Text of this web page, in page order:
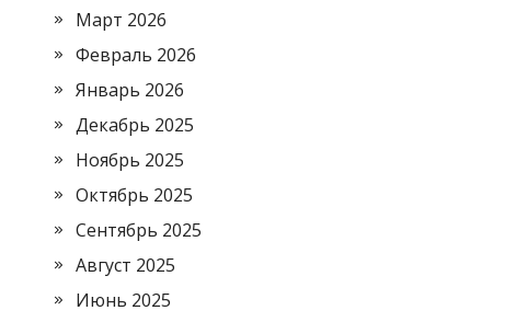
Март 2026
Февраль 2026
Январь 2026
Декабрь 2025
Ноябрь 2025
Октябрь 2025
Сентябрь 2025
Август 2025
Июнь 2025